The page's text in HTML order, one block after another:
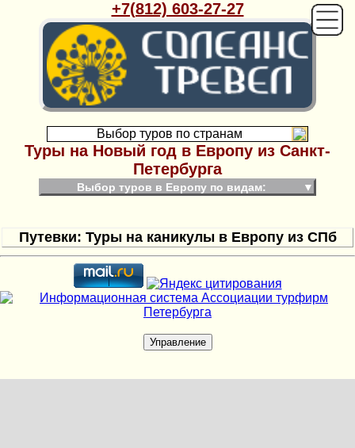
+7(812) 603-27-27
Выбор туров по странам
Туры на Новый год в Европу из Санкт-
Петербурга
Выбор туров в Европу по видам: ▼
Путевки: Туры на каникулы в Европу из СПб